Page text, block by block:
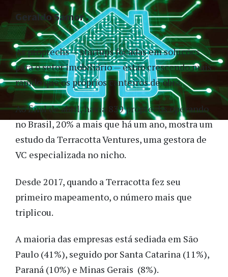
As proptechs — startups focadas em soluções
para o setor imobiliário — estão crescendo mais
rápido que os próprios canteiros de obra.
Ao final de abril, havia 839 proptechs operando
no Brasil, 20% a mais que há um ano, mostra um
estudo da Terracotta Ventures, uma gestora de
VC especializada no nicho.
Desde 2017, quando a Terracotta fez seu
primeiro mapeamento, o número mais que
triplicou.
A maioria das empresas está sediada em São
Paulo (41%), seguido por Santa Catarina (11%),
Paraná (10%) e Minas Gerais (8%).
Geraldo Samor